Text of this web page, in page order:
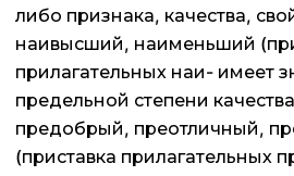
либо признака, качества,
наивысший, наименьший
прилагательных наи- имеет
предельной степени
предобрый, преотличный,
(приставка прилагательных